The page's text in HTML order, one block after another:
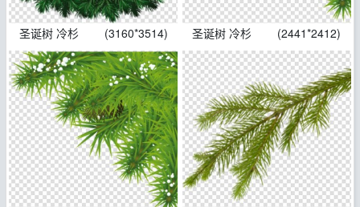
圣诞树 冷杉 (3160*3514) 圣诞树 冷杉 (2441*2412)